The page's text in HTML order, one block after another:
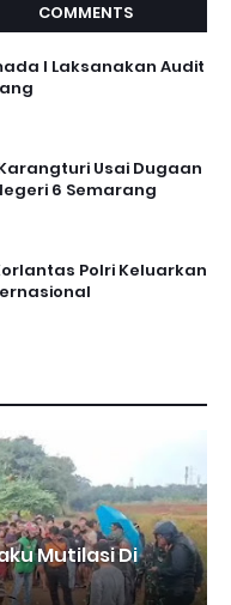
COMMENTS
I Laksanakan Audit
Karangturi Usai Dugaan
6 Semarang
Polri Keluarkan
Mutilasi Di